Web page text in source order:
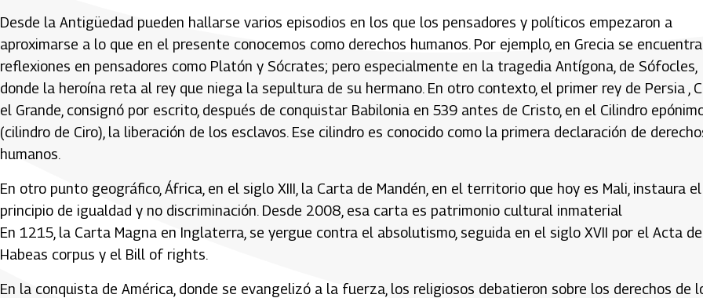
Desde la Antigüedad pueden hallarse varios episodios en los que los pensadores y políticos empezaron a
aproximarse a lo que en el presente conocemos como derechos humanos. Por ejemplo, en Grecia se
reflexiones en pensadores como Platón y Sócrates; pero especialmente en la tragedia Antígona, de Sófocles,
donde la heroína reta al rey que niega la sepultura de su hermano. En otro contexto, el primer rey de Persia ,
el Grande, consignó por escrito, después de conquistar Babilonia en 539 antes de Cristo, en el Cilindro
(cilindro de Ciro), la liberación de los esclavos. Ese cilindro es conocido como la primera declaración de
humanos.
En otro punto geográfico, África, en el siglo XIII, la Carta de Mandén, en el territorio que hoy es Mali, instaura el
principio de igualdad y no discriminación. Desde 2008, esa carta es patrimonio cultural inmaterial
En 1215, la Carta Magna en Inglaterra, se yergue contra el absolutismo, seguida en el siglo XVII por el Acta
Habeas corpus y el Bill of rights.
En la conquista de América, donde se evangelizó a la fuerza, los religiosos debatieron sobre los derechos de